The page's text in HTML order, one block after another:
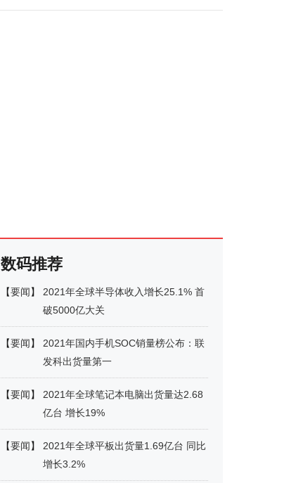
数码推荐
【要闻】
2021年全球半导体收入增长25.1% 首
破5000亿大关
【要闻】
2021年国内手机SOC销量榜公布：联
发科出货量第一
【要闻】
2021年全球笔记本电脑出货量达2.68
亿台 增长19%
【要闻】
2021年全球平板出货量1.69亿台 同比
增长3.2%